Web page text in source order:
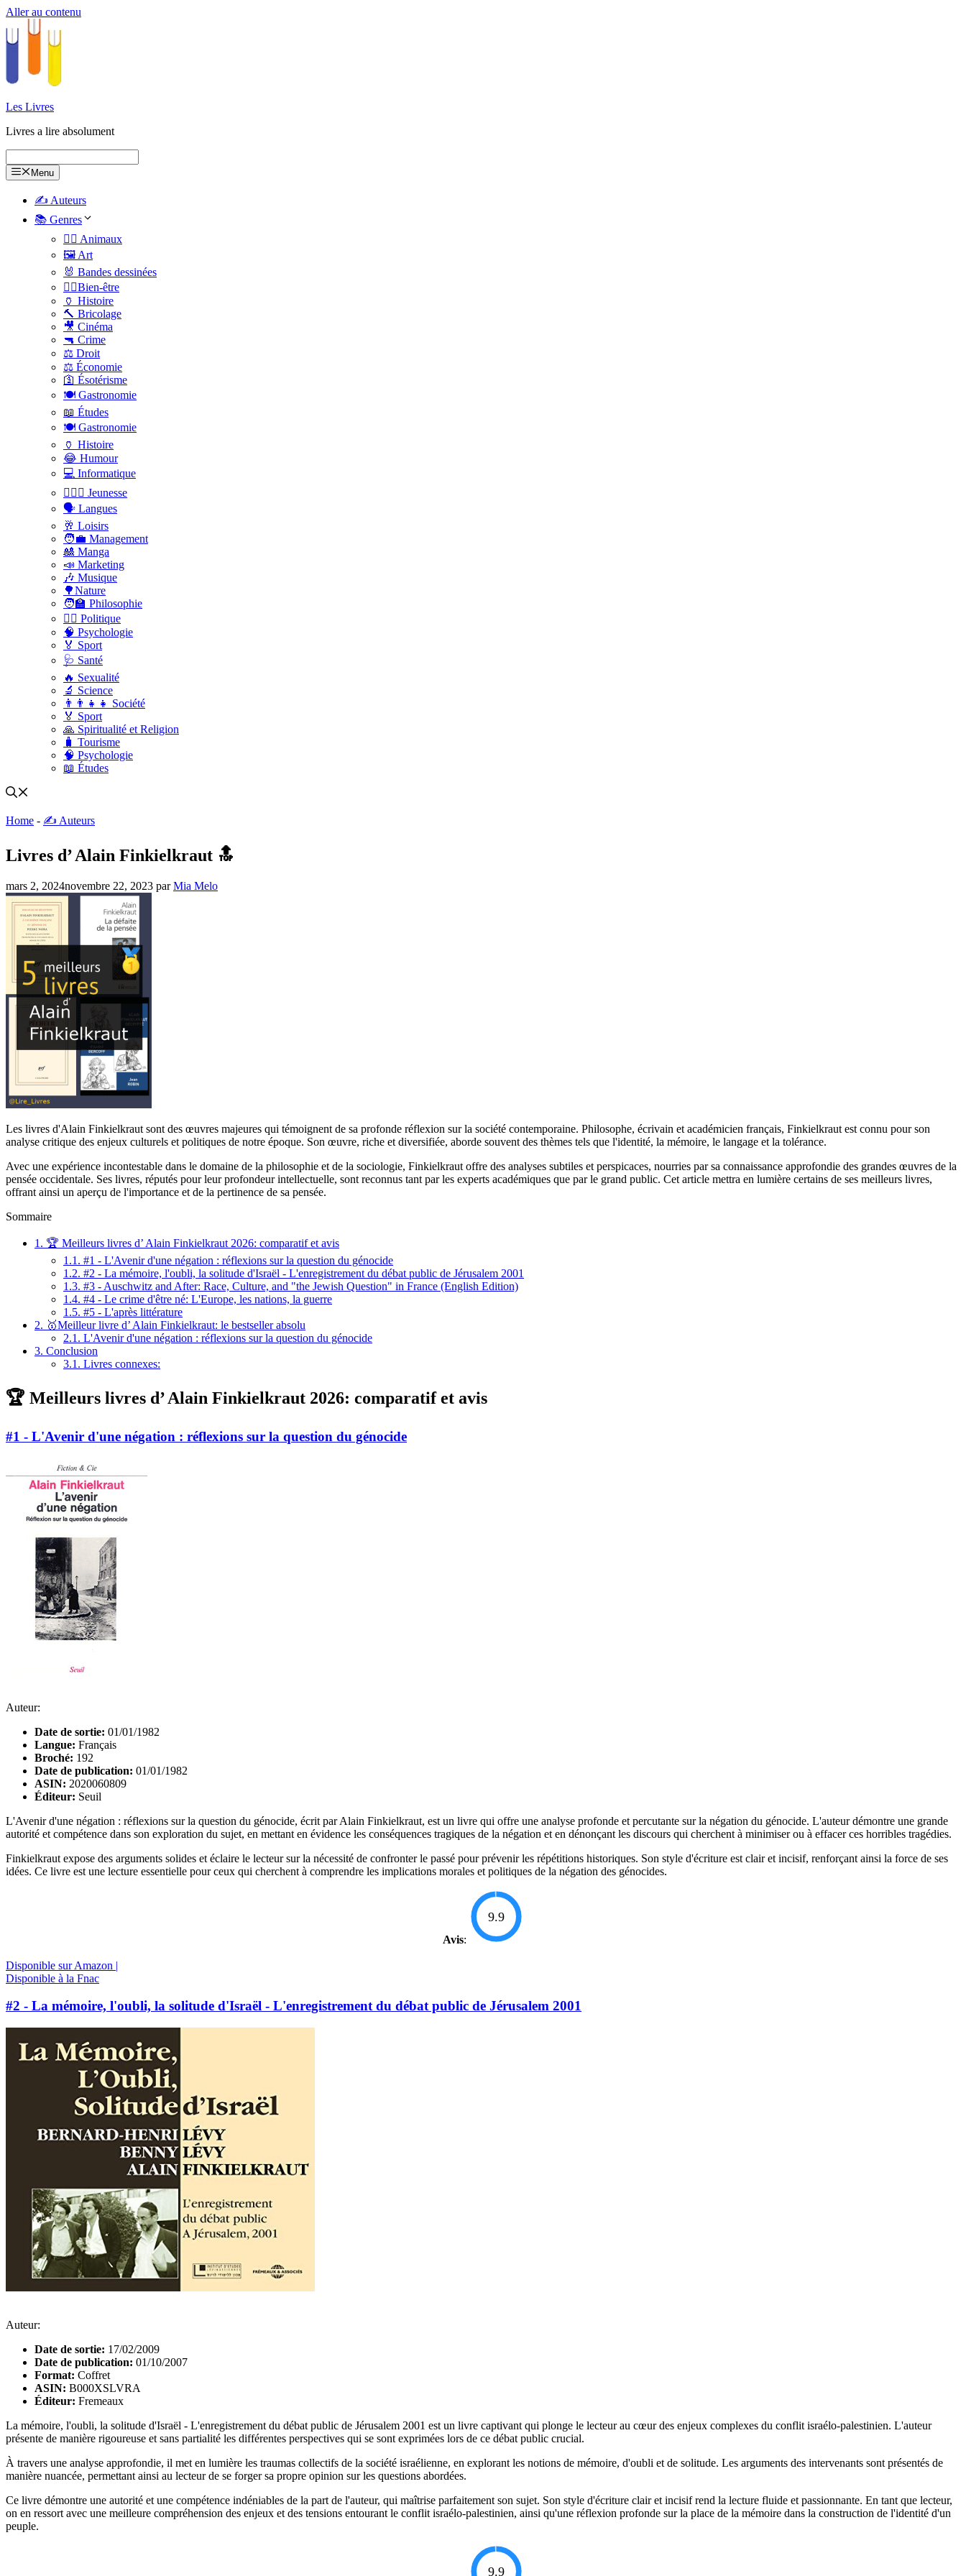
Aller au contenu
Les Livres
Livres a lire absolument
Menu
✍️ Auteurs
📚 Genres
🐕‍🦺 Animaux
🖼️ Art
🐰 Bandes dessinées
🧑‍⚕️Bien-être
🏺 Histoire
🔨 Bricolage
🎥 Cinéma
🔫 Crime
⚖️ Droit
⚖️ Économie
🛐 Ésotérisme
🍽️ Gastronomie
📖 Études
🍽️ Gastronomie
🏺 Histoire
😂 Humour
💻 Informatique
🤸🏽‍♀️ Jeunesse
🗣 Langues
🥂 Loisirs
🧑‍💼 Management
🎎 Manga
📣 Marketing
🎶 Musique
🌳Nature
🧑‍🏫 Philosophie
👨‍⚖️ Politique
🧠 Psychologie
🏅 Sport
🩺 Santé
🔥 Sexualité
🔬 Science
👨‍👨‍👧‍👧 Société
🏅 Sport
🙏 Spiritualité et Religion
🧳 Tourisme
🧠 Psychologie
📖 Études
Home - ✍️ Auteurs
Livres d’ Alain Finkielkraut 🔝
mars 2, 2024novembre 22, 2023 parMia Melo
Les livres d'Alain Finkielkraut sont des œuvres majeures qui témoignent de sa profonde réflexion sur la société contemporaine. Philosophe, écrivain et académicien français, Finkielkraut est connu pour son
analyse critique des enjeux culturels et politiques de notre époque. Son œuvre, riche et diversifiée, aborde souvent des thèmes tels que l'identité, la mémoire, le langage et la tolérance.
Avec une expérience incontestable dans le domaine de la philosophie et de la sociologie, Finkielkraut offre des analyses subtiles et perspicaces, nourries par sa connaissance approfondie des grandes œuvres de la
pensée occidentale. Ses livres, réputés pour leur profondeur intellectuelle, sont reconnus tant par les experts académiques que par le grand public. Cet article mettra en lumière certains de ses meilleurs livres,
offrant ainsi un aperçu de l'importance et de la pertinence de sa pensée.
Sommaire
1. 🏆 Meilleurs livres d’ Alain Finkielkraut 2026: comparatif et avis
1.1. #1 - L'Avenir d'une négation : réflexions sur la question du génocide
1.2. #2 - La mémoire, l'oubli, la solitude d'Israël - L'enregistrement du débat public de Jérusalem 2001
1.3. #3 - Auschwitz and After: Race, Culture, and "the Jewish Question" in France (English Edition)
1.4. #4 - Le crime d'être né: L'Europe, les nations, la guerre
1.5. #5 - L'après littérature
2. 🥇Meilleur livre d’ Alain Finkielkraut: le bestseller absolu
2.1. L'Avenir d'une négation : réflexions sur la question du génocide
3. Conclusion
3.1. Livres connexes:
🏆 Meilleurs livres d’ Alain Finkielkraut 2026: comparatif et avis
#1 - L'Avenir d'une négation : réflexions sur la question du génocide
Auteur:
Date de sortie: 01/01/1982
Langue: Français
Broché: 192
Date de publication: 01/01/1982
ASIN: 2020060809
Éditeur: Seuil
L'Avenir d'une négation : réflexions sur la question du génocide, écrit par Alain Finkielkraut, est un livre qui offre une analyse profonde et percutante sur la négation du génocide. L'auteur démontre une grande
autorité et compétence dans son exploration du sujet, en mettant en évidence les conséquences tragiques de la négation et en dénonçant les discours qui cherchent à minimiser ou à effacer ces horribles tragédies.
Finkielkraut expose des arguments solides et éclaire le lecteur sur la nécessité de confronter le passé pour prévenir les répétitions historiques. Son style d'écriture est clair et incisif, renforçant ainsi la force de ses
idées. Ce livre est une lecture essentielle pour ceux qui cherchent à comprendre les implications morales et politiques de la négation des génocides.
Avis:
9.9
Disponible sur Amazon |
Disponible à la Fnac
#2 - La mémoire, l'oubli, la solitude d'Israël - L'enregistrement du débat public de Jérusalem 2001
Auteur:
Date de sortie: 17/02/2009
Date de publication: 01/10/2007
Format: Coffret
ASIN: B000XSLVRA
Éditeur: Fremeaux
La mémoire, l'oubli, la solitude d'Israël - L'enregistrement du débat public de Jérusalem 2001 est un livre captivant qui plonge le lecteur au cœur des enjeux complexes du conflit israélo-palestinien. L'auteur
présente de manière rigoureuse et sans partialité les différentes perspectives qui se sont exprimées lors de ce débat public crucial.
À travers une analyse approfondie, il met en lumière les traumas collectifs de la société israélienne, en explorant les notions de mémoire, d'oubli et de solitude. Les arguments des intervenants sont présentés de
manière nuancée, permettant ainsi au lecteur de se forger sa propre opinion sur les questions abordées.
Ce livre démontre une autorité et une compétence indéniables de la part de l'auteur, qui maîtrise parfaitement son sujet. Son style d'écriture clair et incisif rend la lecture fluide et passionnante. En tant que lecteur,
on en ressort avec une meilleure compréhension des enjeux et des tensions entourant le conflit israélo-palestinien, ainsi qu'une réflexion profonde sur la place de la mémoire dans la construction de l'identité d'un
peuple.
9.9